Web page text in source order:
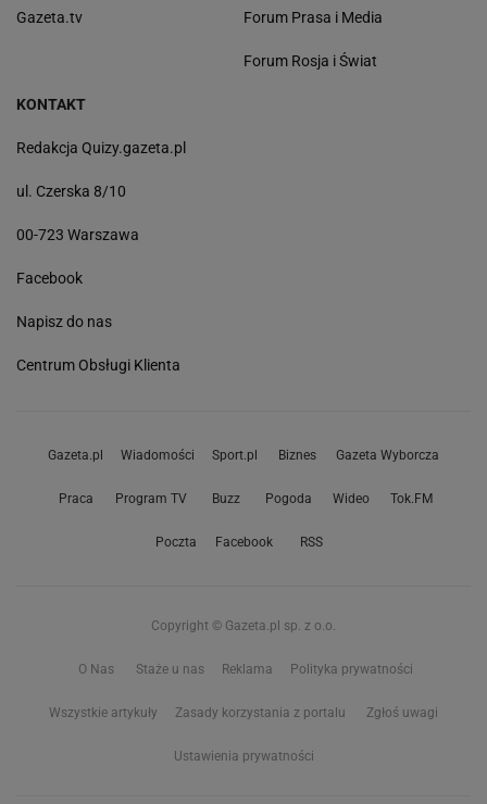
Gazeta.tv Forum Prasa i Media
Forum Rosja i Świat
KONTAKT
Redakcja Quizy.gazeta.pl
ul. Czerska 8/10
00-723 Warszawa
Facebook
Napisz do nas
Centrum Obsługi Klienta
Gazeta.pl Wiadomości Sport.pl Biznes Gazeta Wyborcza
Praca Program TV Buzz Pogoda Wideo Tok.FM
Poczta Facebook RSS
Copyright © Gazeta.pl sp. z o.o.
O Nas Staże u nas Reklama Polityka prywatności
Wszystkie artykuły Zasady korzystania z portalu Zgłoś uwagi
Ustawienia prywatności